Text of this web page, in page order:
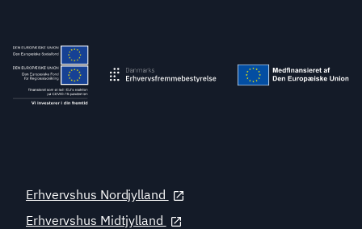
Erhvervshus Nordjylland
Erhvervshus Midtjylland